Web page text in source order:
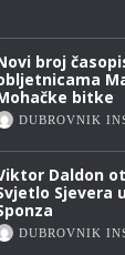
broj
bitke
DUBROVNIK
Daldon
Sjevera
DUBROVNIK